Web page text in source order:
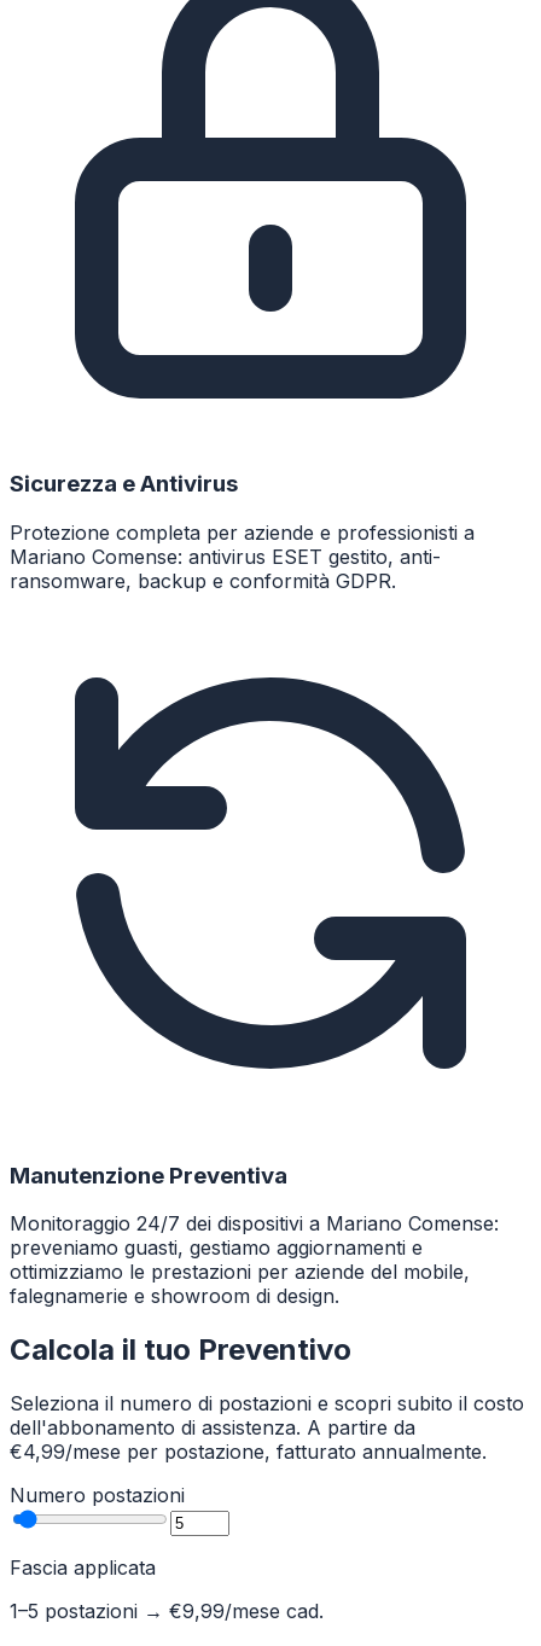
Sicurezza e Antivirus
Protezione completa per aziende e professionisti a
Mariano Comense: antivirus ESET gestito, anti-
ransomware, backup e conformità GDPR.
Manutenzione Preventiva
Monitoraggio 24/7 dei dispositivi a Mariano Comense:
preveniamo guasti, gestiamo aggiornamenti e
ottimizziamo le prestazioni per aziende del mobile,
falegnamerie e showroom di design.
Calcola il tuo Preventivo
Seleziona il numero di postazioni e scopri subito il costo
dell'abbonamento di assistenza. A partire da
€4,99/mese per postazione, fatturato annualmente.
Numero postazioni
Fascia applicata
1–5 postazioni → €9,99/mese cad.